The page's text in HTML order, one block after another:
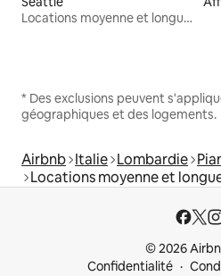
Locations moyenne et longue durée
* Des exclusions peuvent
géographiques et des logements.
Airbnb Italie Lombardie
Locations moyenne et
© 2026
Confidentialité